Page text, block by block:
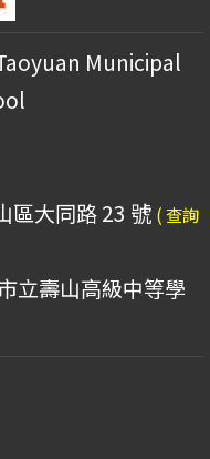
Municipal
區大同路 23 號 ( 查詢
立壽山高級中等學